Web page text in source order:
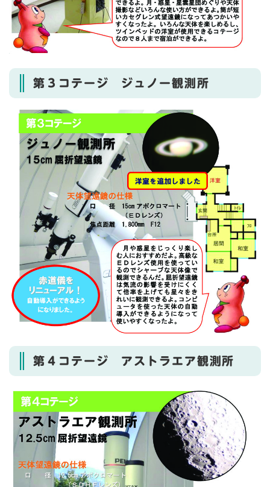
第３コテージ ジュノー観測所
第４コテージ アストラエア観測所